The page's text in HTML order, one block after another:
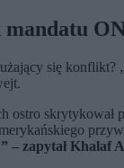
mandatu
się
skrytykował
– zapytał Khalaf